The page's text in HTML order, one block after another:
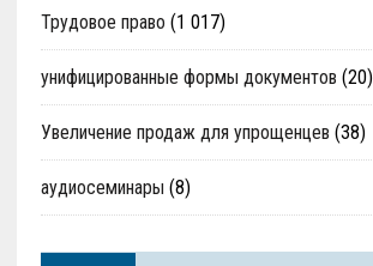
Трудовое право (1 017)
унифицированные формы документов (20)
Увеличение продаж для упрощенцев (38)
аудиосеминары (8)